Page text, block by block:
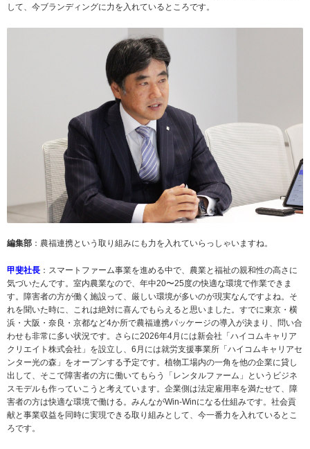
して、今ブランディングに力を入れているところです。
編集部 ：農福連携という取り組みにも力を入れていらっしゃいますね。
甲斐社長 ：スマートファーム事業を進める中で、農業と福祉の親和性の高さに
気づいたんです。室内農業なので、年中20〜25度の快適な環境で作業できま
す。障害者の方が働く施設って、厳しい環境が多いのが現実なんですよね。そ
れを聞いた時に、これは絶対に喜んでもらえると思いました。すでに東京・横
浜・大阪・奈良・京都など4か所で農福連携パッケージの導入が決まり、問い合
わせも非常に多い状況です。さらに2026年4月には新会社「ハイコムキャリア
クリエイト株式会社」を設立し、6月には就労支援事業所「ハイコムキャリアセ
ンター光の森」をオープンする予定です。植物工場内の一角を他の企業に貸し
出して、そこで障害者の方に働いてもらう「レンタルファーム」というビジネ
スモデルも作っていこうと考えています。企業側は法定雇用率を満たせて、障
害者の方は快適な環境で働ける。みんながWin-Winになる仕組みです。社会貢
献と事業収益を同時に実現できる取り組みとして、今一番力を入れているとこ
ろです。